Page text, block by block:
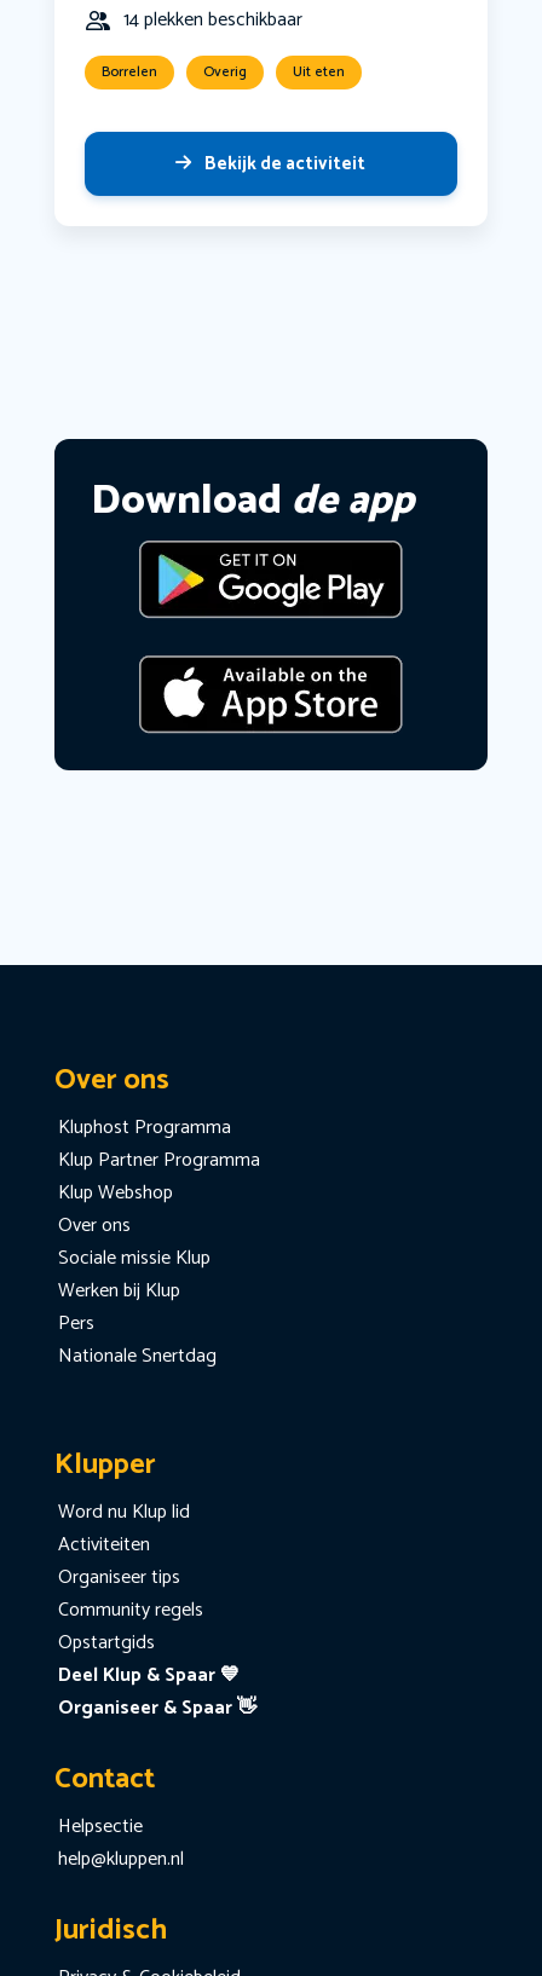
14 plekken beschikbaar
Borrelen Overig Uit eten
Bekijk de activiteit
Download de app
Over ons
Kluphost Programma
Klup Partner Programma
Klup Webshop
Over ons
Sociale missie Klup
Werken bij Klup
Pers
Nationale Snertdag
Klupper
Word nu Klup lid
Activiteiten
Organiseer tips
Community regels
Opstartgids
Deel Klup & Spaar 💙
Organiseer & Spaar 👋
Contact
Helpsectie
help@kluppen.nl
Juridisch